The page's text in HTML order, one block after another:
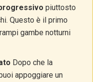
piuttosto
Questo è il primo
gambe notturni
Dopo che la
appoggiare un